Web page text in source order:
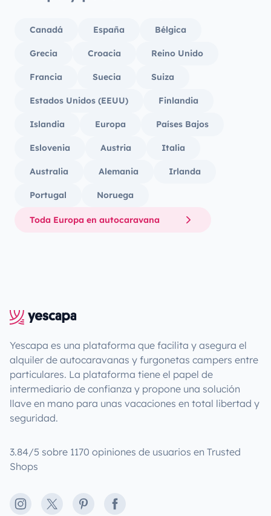
Canadá España Bélgica
Grecia Croacia Reino Unido
Francia Suecia Suiza
Estados Unidos (EEUU) Finlandia
Islandia Europa Países Bajos
Eslovenia Austria Italia
Australia Alemania Irlanda
Portugal Noruega
Toda Europa en autocaravana
Yescapa es una plataforma que facilita y asegura el
alquiler de autocaravanas y furgonetas campers entre
particulares. La plataforma tiene el papel de
intermediario de confianza y propone una solución
llave en mano para unas vacaciones en total libertad y
seguridad.
3.84/5 sobre 1170 opiniones de usuarios en Trusted
Shops
Instagram
X PinterestFacebook